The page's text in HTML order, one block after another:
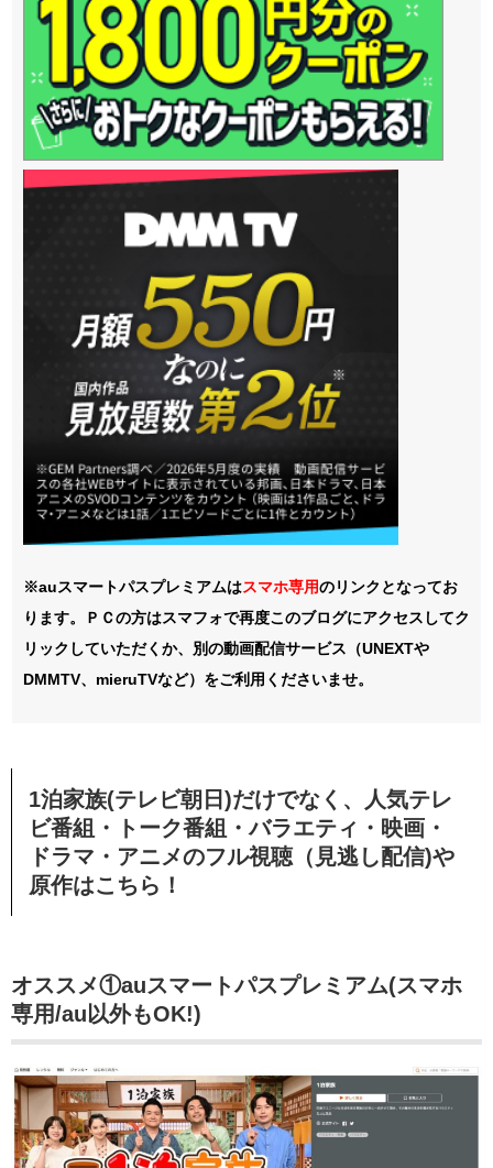
※auスマートパスプレミアムはスマホ専用のリンクとなってお
ります。ＰＣの方はスマフォで再度このブログにアクセスしてク
リックしていただくか、別の動画配信サービス（UNEXTや
DMMTV、mieruTVなど）をご利用くださいませ。
1泊家族(テレビ朝日)だけでなく、人気テレ
ビ番組・トーク番組・バラエティ・映画・
ドラマ・アニメのフル視聴（見逃し配信)や
原作はこちら！
オススメ①auスマートパスプレミアム(スマホ
専用/au以外もOK!)